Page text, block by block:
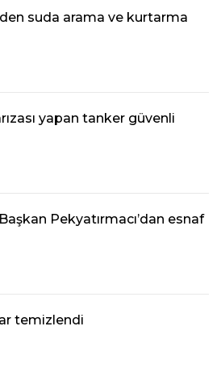
suda arama ve kurtarma
yapan tanker güvenli
Pekyatırmacı’dan esnaf
temizlendi